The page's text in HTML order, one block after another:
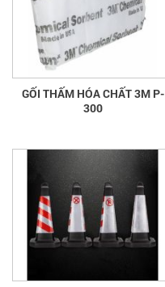
GỐI THẤM HÓA CHẤT 3M P-
300